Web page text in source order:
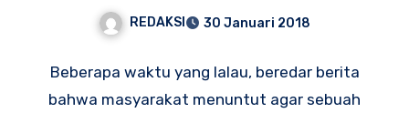
REDAKSI 30 Januari 2018
Beberapa waktu yang lalau, beredar berita
bahwa masyarakat menuntut agar sebuah